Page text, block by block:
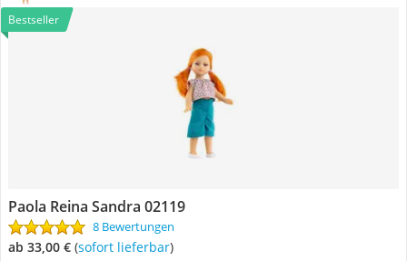
Bestseller
Paola Reina Sandra 02119
8 Bewertungen
ab 33,00 € ( Sofort lieferbar)